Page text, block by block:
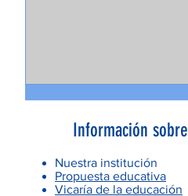
Información sobre
Nuestra institución
Propuesta educativa
Vicaría de la educación